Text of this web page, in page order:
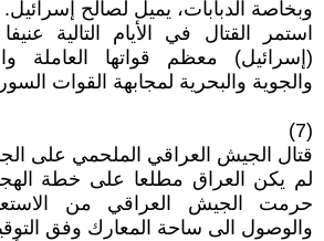
وبخاصة الدبابات، يميل لصالح إسرائيل.
استمر القتال في الأيام التالية
(إسرائيل) معظم قواتها العاملة
والجوية والبحرية لمجابهة القوات
(7)
قتال الجيش العراقي الملحمي على
لم يكن العراق مطلعا على خطة
حرمت الجيش العراقي من
والوصول الى ساحة المعارك وفق